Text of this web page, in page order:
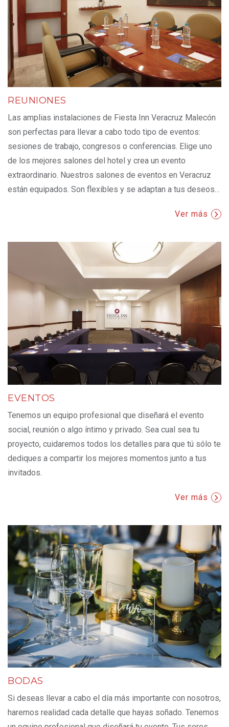
REUNIONES
Las amplias instalaciones de Fiesta Inn Veracruz Malecón
son perfectas para llevar a cabo todo tipo de eventos:
sesiones de trabajo, congresos o conferencias. Elige uno
de los mejores salones del hotel y crea un evento
extraordinario. Nuestros salones de eventos en Veracruz
están equipados. Son flexibles y se adaptan a tus deseos…
Ver más
EVENTOS
Tenemos un equipo profesional que diseñará el evento
social, reunión o algo íntimo y privado. Sea cual sea tu
proyecto, cuidaremos todos los detalles para que tú sólo te
dediques a compartir los mejores momentos junto a tus
invitados.
Ver más
BODAS
Si deseas llevar a cabo el día más importante con nosotros,
haremos realidad cada detalle que hayas soñado. Tenemos